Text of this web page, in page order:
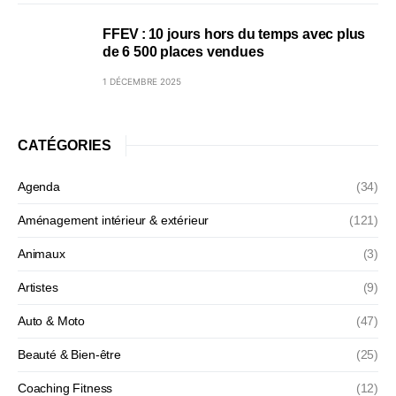
FFEV : 10 jours hors du temps avec plus
de 6 500 places vendues
1 DÉCEMBRE 2025
CATÉGORIES
Agenda (34)
Aménagement intérieur & extérieur (121)
Animaux (3)
Artistes (9)
Auto & Moto (47)
Beauté & Bien-être (25)
Coaching Fitness (12)